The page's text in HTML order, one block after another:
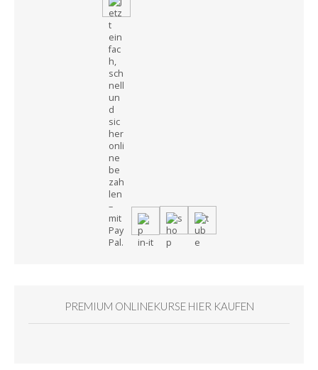
PREMIUM ONLINEKURSE HIER KAUFEN